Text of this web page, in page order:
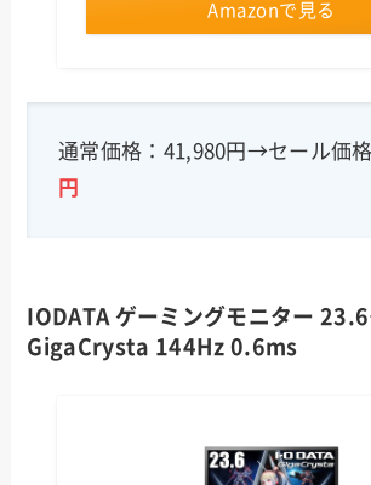
Amazonで見る
通常価格：41,980円→セール価格
円
IODATA ゲーミングモニター
GigaCrysta 144Hz 0.6ms